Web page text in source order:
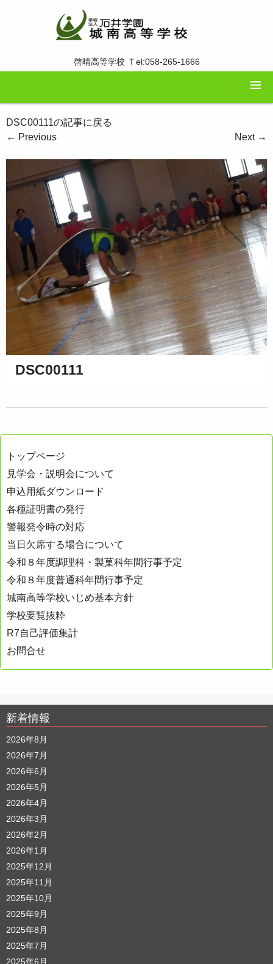
啓晴高等学校 Ｔel:058-265-1666
DSC00111の記事に戻る
← Previous Next →
DSC00111
トップページ
見学会・説明会について
申込用紙ダウンロード
各種証明書の発行
警報発令時の対応
当日欠席する場合について
令和８年度調理科・製菓科年間行事予定
令和８年度普通科年間行事予定
城南高等学校いじめ基本方針
学校要覧抜粋
R7自己評価集計
お問合せ
新着情報
2026年8月
2026年7月
2026年6月
2026年5月
2026年4月
2026年3月
2026年2月
2026年1月
2025年12月
2025年11月
2025年10月
2025年9月
2025年8月
2025年7月
2025年6月